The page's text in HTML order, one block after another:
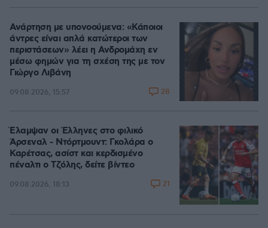
Ανάρτηση με υπονοούμενα: «Κάποιοι
άντρες είναι απλά κατώτεροι των
περιστάσεων» λέει η Ανδρομάχη εν
μέσω φημών για τη σχέση της με τον
Γιώργο Λιβάνη
09.08.2026, 15:57 28
Έλαμψαν οι Έλληνες στο φιλικό
Άρσεναλ - Ντόρτμουντ: Γκολάρα ο
Καρέτσας, ασίστ και κερδισμένο
πέναλτι ο Τζόλης, δείτε βίντεο
09.08.2026, 18:13 21